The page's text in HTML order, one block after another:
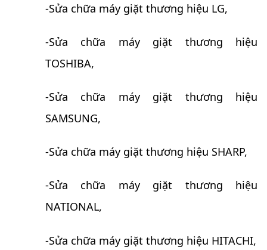
-Sửa chữa máy giặt thương hiệu LG,
-Sửa chữa máy giặt thương hiệu
TOSHIBA,
-Sửa chữa máy giặt thương hiệu
SAMSUNG,
-Sửa chữa máy giặt thương hiệu SHARP,
-Sửa chữa máy giặt thương hiệu
NATIONAL,
-Sửa chữa máy giặt thương hiệu HITACHI,